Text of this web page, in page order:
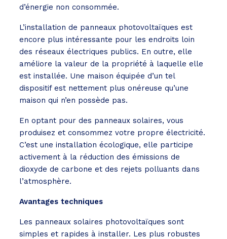
d’énergie non consommée.
L’installation de panneaux photovoltaïques est
encore plus intéressante pour les endroits loin
des réseaux électriques publics. En outre, elle
améliore la valeur de la propriété à laquelle elle
est installée. Une maison équipée d’un tel
dispositif est nettement plus onéreuse qu’une
maison qui n’en possède pas.
En optant pour des panneaux solaires, vous
produisez et consommez votre propre électricité.
C’est une installation écologique, elle participe
activement à la réduction des émissions de
dioxyde de carbone et des rejets polluants dans
l’atmosphère.
Avantages techniques
Les panneaux solaires photovoltaïques sont
simples et rapides à installer. Les plus robustes